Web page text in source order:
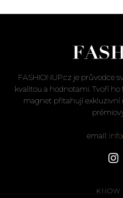
FASHIONUP.cz je průvodce
kvalitou a hodnotami. Tvoří
magnet přitahují exkluzivní
email:
KNOW